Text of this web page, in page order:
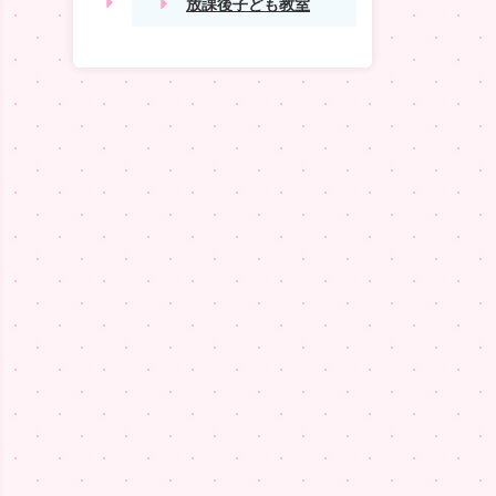
放課後子ども教室